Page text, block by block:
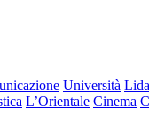
Università
L’Orientale Cinema